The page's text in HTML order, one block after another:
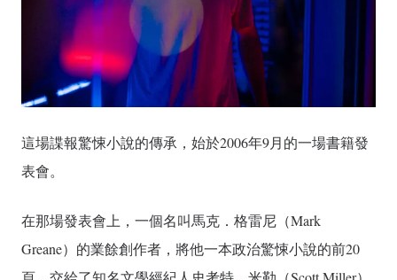
這場諜報驚悚小說的傳承，始於2006年9月的一場書籍發
表會。
在那場發表會上，一個名叫馬克．格雷尼（Mark
Greane）的業餘創作者，將他一本政治驚悚小說的前20